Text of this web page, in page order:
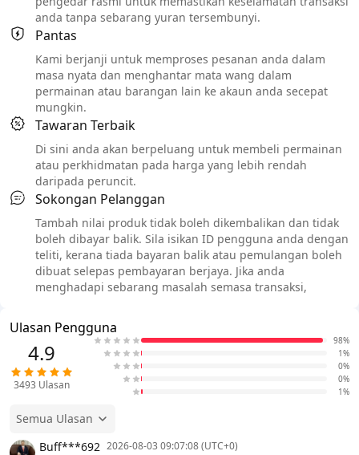
anda tanpa sebarang yuran tersembunyi.
Pantas
Kami berjanji untuk memproses pesanan anda dalam
masa nyata dan menghantar mata wang dalam
permainan atau barangan lain ke akaun anda secepat
mungkin.
Tawaran Terbaik
Di sini anda akan berpeluang untuk membeli permainan
atau perkhidmatan pada harga yang lebih rendah
daripada peruncit.
Sokongan Pelanggan
Tambah nilai produk tidak boleh dikembalikan dan tidak
boleh dibayar balik. Sila isikan ID pengguna anda dengan
teliti, kerana tiada bayaran balik atau pemulangan boleh
dibuat selepas pembayaran berjaya. Jika anda
menghadapi sebarang masalah semasa transaksi,
Ulasan Pengguna
4.9
3493 Ulasan
98%
1%
0%
0%
1%
Semua Ulasan
Buff***692 2026-08-03 09:07:08 (UTC+0)